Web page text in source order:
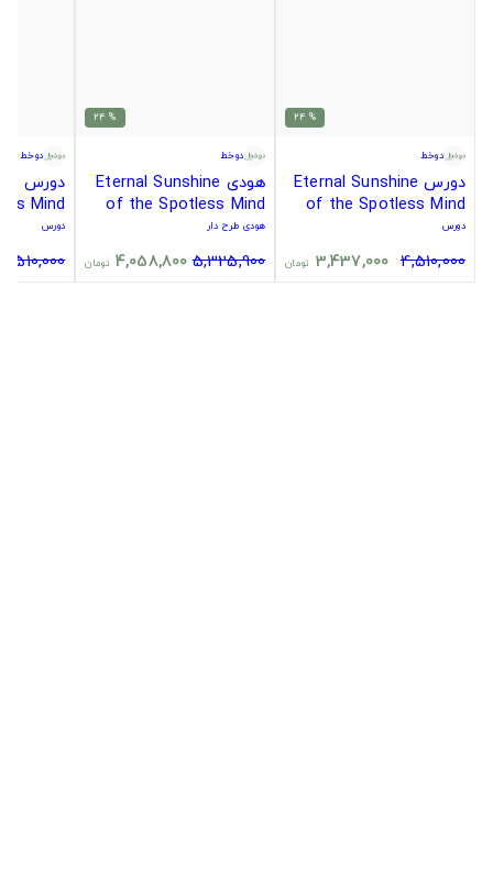
% 24
دوخط
دورس Eternal Sunshine
of the Spotless Mind
دورس
4,510,000
3,437,000 تومان
% 24
دوخط
هودی Eternal Sunshine
of the Spotless Mind
هودی طرح دار
5,325,900
4,058,800 تومان
دوخط
Mind
دورس
4,510,000